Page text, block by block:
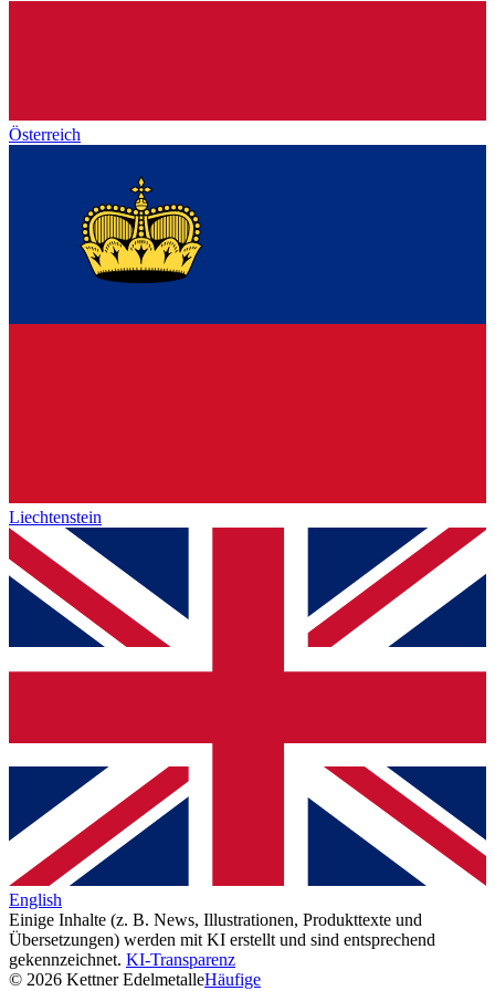
Österreich
Liechtenstein
English
Einige Inhalte (z. B. News, Illustrationen, Produkttexte und
Übersetzungen) werden mit KI erstellt und sind entsprechend
gekennzeichnet. KI-Transparenz
© 2026 Kettner EdelmetalleHäufige